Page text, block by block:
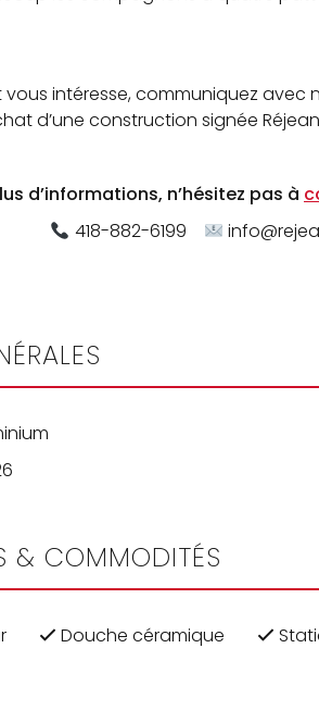
intéresse, communiquez avec
d’une construction signée
d’informations, n’hésitez pas à
418-882-6199
& COMMODITÉS
Douche céramique